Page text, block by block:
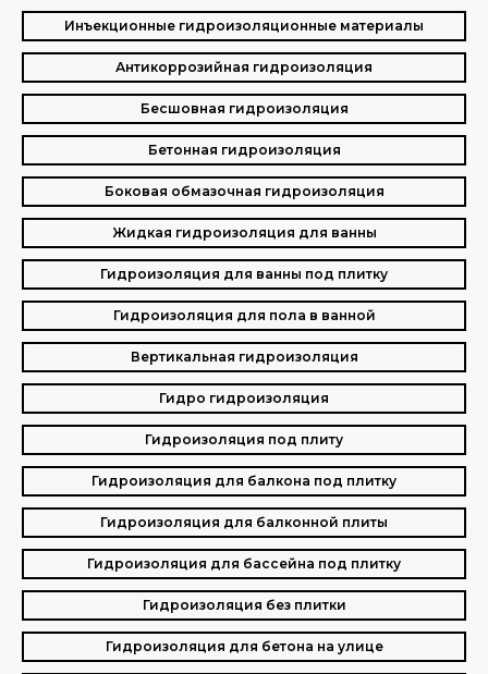
Инъекционные гидроизоляционные материалы
Антикоррозийная гидроизоляция
Бесшовная гидроизоляция
Бетонная гидроизоляция
Боковая обмазочная гидроизоляция
Жидкая гидроизоляция для ванны
Гидроизоляция для ванны под плитку
Гидроизоляция для пола в ванной
Вертикальная гидроизоляция
Гидро гидроизоляция
Гидроизоляция под плиту
Гидроизоляция для балкона под плитку
Гидроизоляция для балконной плиты
Гидроизоляция для бассейна под плитку
Гидроизоляция без плитки
Гидроизоляция для бетона на улице